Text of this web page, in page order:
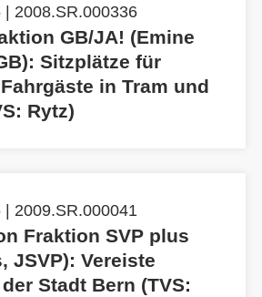
| 2008.SR.000336
GB/JA! (Emine
Sitzplätze für
in Tram und
Rytz)
| 2009.SR.000041
Fraktion SVP plus
JSVP): Vereiste
Stadt Bern (TVS: